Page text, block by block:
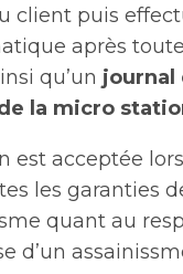
client puis
après
qu’un journal
la micro
est acceptée
les garanties
quant au
d’un